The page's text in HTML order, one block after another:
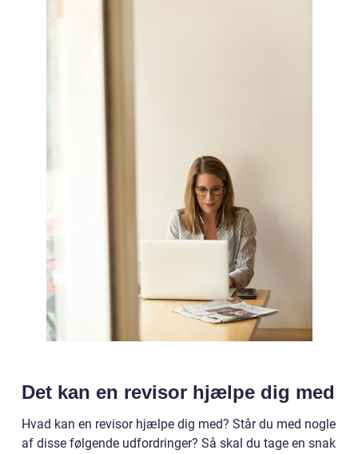
Det kan en revisor hjælpe dig med
Hvad kan en revisor hjælpe dig med? Står du med nogle
af disse følgende udfordringer? Så skal du tage en snak